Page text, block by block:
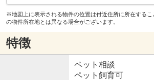
※地図上に表示される物件の位置は付近住所に所在する
の物件所在地とは異なる場合がございます。
特徴
ペット相談
ペット飼育可